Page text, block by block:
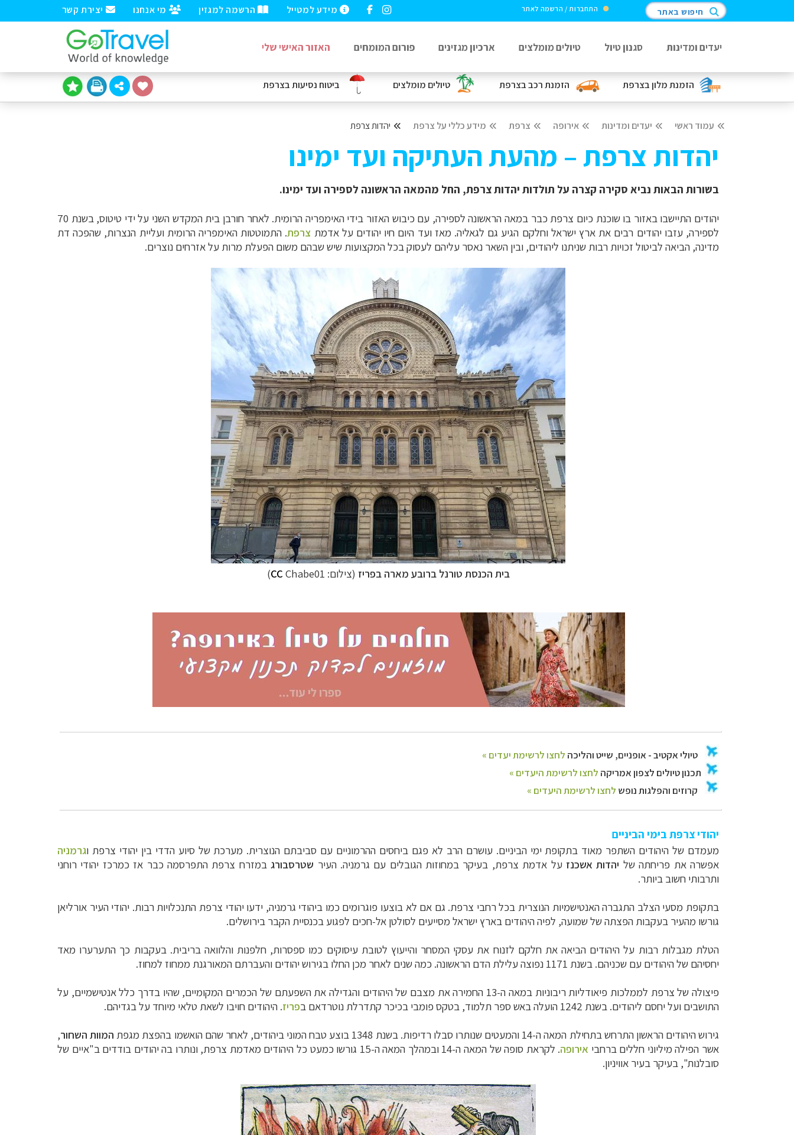
הזמנת מלוןבצרפת הזמנת רכבבצרפת טיולים מומלצים ביטוח נסיעותבצרפת
יצירת קשר מי אנחנו הרשמה למגזין מידע למטייל התחברות / הרשמה לאתר חיפוש באתר
יעדים ומדינות סגנון טיול טיולים מומלצים ארכיון מגזינים פורום המומחים האזור האישי שלי
עמוד ראשי יעדים ומדינות אירופה צרפת מידע כללי על צרפת יהדות צרפת
יהדות צרפת – מהעת העתיקה ועד ימינו
בשורות הבאות נביא סקירה קצרה על תולדות יהדות צרפת, החל מהמאה הראשונה לספירה ועד ימינו.
יהודים התיישבו באזור בו שוכנת כיום צרפת כבר במאה הראשונה לספירה, עם כיבוש האזור בידי האימפריה הרומית. לאחר חורבן בית המקדש השני על ידי טיטוס, בשנת 70
לספירה, עזבו יהודים רבים את ארץ ישראל וחלקם הגיע גם לגאליה. מאז ועד היום חיו יהודים על אדמת צרפת. התמוטטות האימפריה הרומית ועליית הנצרות, שהפכה דת
מדינה, הביאה לביטול זכויות רבות שניתנו ליהודים, ובין השאר נאסר עליהם לעסוק בכל המקצועות שיש שבהם משום הפעלת מרות על אזרחים נוצרים.
בית הכנסת טורנל ברובע מארה בפריז (צילום: CC Chabe01)
טיולי אקטיב - אופניים, שייט והליכה
לחצו לרשימת יעדים »
תכנוןטיולים לצפון אמריקהלחצו לרשימת היעדים »
קרוזים והפלגות נופש לחצו לרשימת היעדים »
יהודי צרפת בימי הביניים
מעמדם של היהודים השתפר מאוד בתקופת ימי הביניים. עושרם הרב לא פגם ביחסים ההרמוניים עם סביבתם הנוצרית. מערכת של סיוע הדדי בין יהודי צרפת וגרמניה
אפשרה את פריחתה של יהדות אשכנז על אדמת צרפת, בעיקר במחוזות הגובלים עם גרמניה. העיר שטרסבורגבמזרח צרפת התפרסמה כבר אז כמרכז יהודי רוחני
ותרבותי חשוב ביותר.
בתקופת מסעי הצלב התגברה האנטישמיות הנוצרית בכל רחבי צרפת. גם אם לא בוצעו פוגרומים כמו ביהודי גרמניה, ידעו יהודי צרפת התנכלויות רבות. יהודי העיר אורליאן
גורשו מהעיר בעקבות הפצתה של שמועה, לפיה היהודים בארץ ישראל מסייעים לסולטן אל-חכים לפגוע בכנסיית הקבר בירושלים.
הטלת מגבלות רבות על היהודים הביאה את חלקם לזנוח את עסקי המסחר והייעוץ לטובת עיסוקים כמו ספסרות, חלפנות והלוואה בריבית. בעקבות כך התערערו מאד
יחסיהם של היהודים עם שכניהם. בשנת 1171 נפוצה עלילת הדם הראשונה. כמה שנים לאחר מכן החלו בגירוש יהודים והעברתם המאורגנת ממחוז למחוז.
פיצולה של צרפת לממלכות פיאודליות ריבוניות במאה ה-13 החמירה את מצבם של היהודים והגדילה את השפעתם של הכמרים המקומיים, שהיו בדרך כלל אנטישמיים, על
התושבים ועל יחסם ליהודים. בשנת 1242 הועלה באש ספר תלמוד, בטקס פומבי בכיכר קתדרלת נוטרדאם ב
פריז. היהודים חויבו לשאת טלאי מיוחד על בגדיהם.
גירוש היהודים הראשון התרחש בתחילת המאה ה-14 והמעטים שנותרו סבלו רדיפות. בשנת 1348 בוצע טבח המוני ביהודים, לאחר שהם הואשמו בהפצת מגפת
המוות השחור,
אשר הפילה מיליוני חללים ברחבי אירופה.
לקראת סופה של המאה ה-14 ובמהלך המאה ה-15 גורשו כמעט כל היהודים מאדמת צרפת, ונותרו בה יהודים בודדים ב"איים של
סובלנות", בעיקר בעיר אוויניון.